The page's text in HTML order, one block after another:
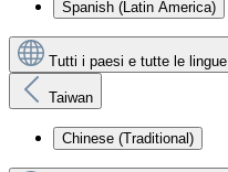
Spanish (Latin America)
Tutti i paesi e tutte le lingue
Taiwan
Chinese (Traditional)